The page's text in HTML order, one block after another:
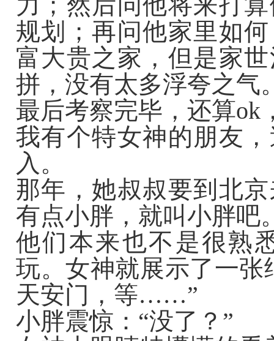
力；然后问他将来打
规划；再问他家里如
富大贵之家，但是家
拼，没有太多浮夸之气
最后考察完毕，还算ok
我有个特女神的朋友
入。
那年，她叔叔要到北
有点小胖，就叫小胖吧
他们本来也不是很熟
玩。女神就展示了一
天安门，等……”
小胖震惊：“没了？”